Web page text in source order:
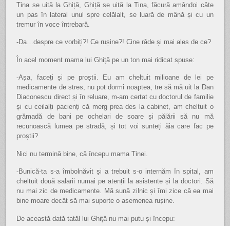
Tina se uită la Ghiță, Ghiță se uită la Tina, făcură amândoi câte
un pas în lateral unul spre celălalt, se luară de mână și cu un
tremur în voce întrebară.
-Da…despre ce vorbiți?! Ce rușine?! Cine râde și mai ales de ce?
În acel moment mama lui Ghiță pe un ton mai ridicat spuse:
-Așa, faceți și pe proștii. Eu am cheltuit milioane de lei pe
medicamente de stres, nu pot dormi noaptea, tre să mă uit la Dan
Diaconescu direct și în reluare, m-am certat cu doctorul de familie
și cu ceilalți pacienți că merg prea des la cabinet, am cheltuit o
grămadă de bani pe ochelari de soare și pălării să nu mă
recunoască lumea pe stradă, și tot voi sunteți ăia care fac pe
proștii?
Nici nu termină bine, că începu mama Tinei.
-Bunică-ta s-a îmbolnăvit și a trebuit s-o internăm în spital, am
cheltuit două salarii numai pe atenții la asistente și la doctori. Să
nu mai zic de medicamente. Mă sună zilnic și îmi zice că ea mai
bine moare decât să mai suporte o asemenea rușine.
De această dată tatăl lui Ghiță nu mai putu și începu: